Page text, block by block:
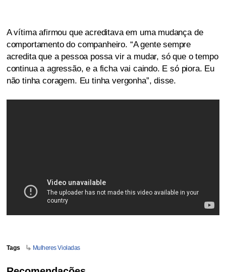
A vítima afirmou que acreditava em uma mudança de
comportamento do companheiro. “A gente sempre
acredita que a pessoa possa vir a mudar, só que o tempo
continua a agressão, e a ficha vai caindo. E só piora. Eu
não tinha coragem. Eu tinha vergonha”, disse.
Tags Mulheres Violadas